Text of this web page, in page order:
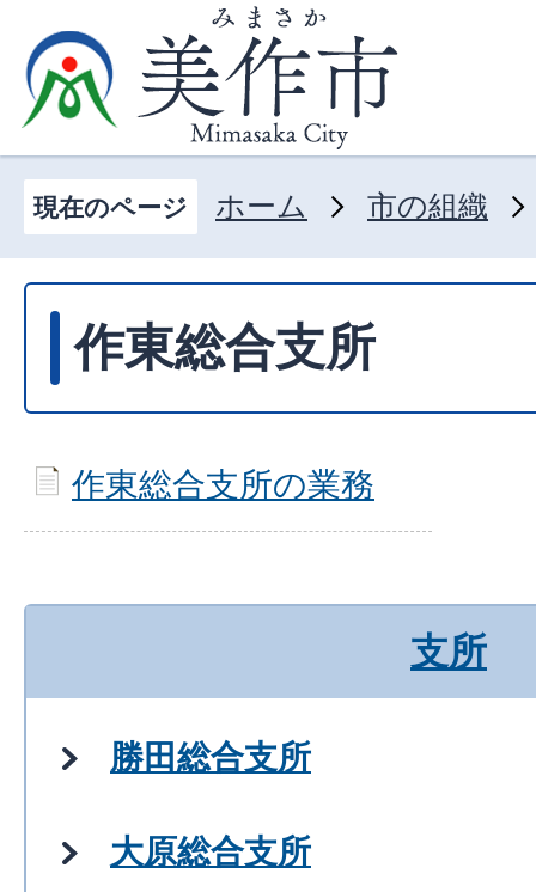
現在のページ ホーム 市の組織
作東総合支所
作東総合支所の業務
支所
勝田総合支所
大原総合支所